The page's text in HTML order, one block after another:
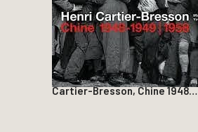
Cartier-Bresson, Chine 1948…